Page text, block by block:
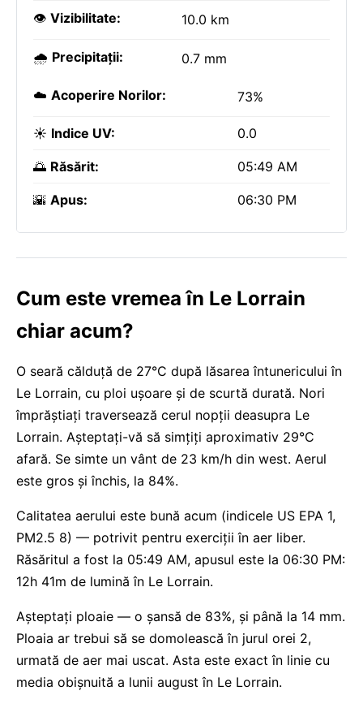
👁️ Vizibilitate: 10.0 km
🌧️ Precipitații: 0.7 mm
☁️ Acoperire Norilor: 73%
☀️ Indice UV: 0.0
🌅 Răsărit: 05:49 AM
🌇 Apus: 06:30 PM
Cum este vremea în Le Lorrain
chiar acum?
O seară călduță de 27°C după lăsarea întunericului în
Le Lorrain, cu ploi uşoare şi de scurtă durată. Nori
împrăștiați traversează cerul nopții deasupra Le
Lorrain. Așteptați-vă să simțiți aproximativ 29°C
afară. Se simte un vânt de 23 km/h din west. Aerul
este gros și închis, la 84%.
Calitatea aerului este bună acum (indicele US EPA 1,
PM2.5 8) — potrivit pentru exerciții în aer liber.
Răsăritul a fost la 05:49 AM, apusul este la 06:30 PM:
12h 41m de lumină în Le Lorrain.
Așteptați ploaie — o șansă de 83%, și până la 14 mm.
Ploaia ar trebui să se domolească în jurul orei 2,
urmată de aer mai uscat. Asta este exact în linie cu
media obișnuită a lunii august în Le Lorrain.